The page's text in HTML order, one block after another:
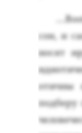
сон, и
но­сят
отич­ны
под­бе­ру